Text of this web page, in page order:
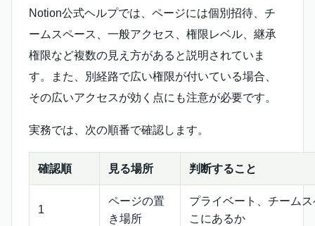
Notion公式ヘルプでは、ページには個別招待、チ
ームスペース、一般アクセス、権限レベル、継承
権限など複数の見え方があると説明されていま
す。また、別経路で広い権限が付いている場合、
その広いアクセスが効く点にも注意が必要です。
実務では、次の順番で確認します。
確認順 見る場所 判断すること
1
ページの置
き場所
プライベート、チーム
こにあるか